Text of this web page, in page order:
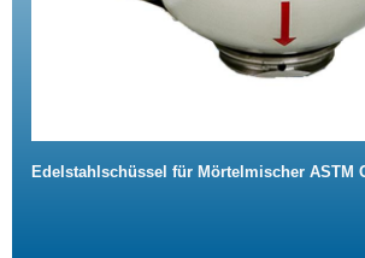
Edelstahlschüssel für Mörtelmischer ASTM